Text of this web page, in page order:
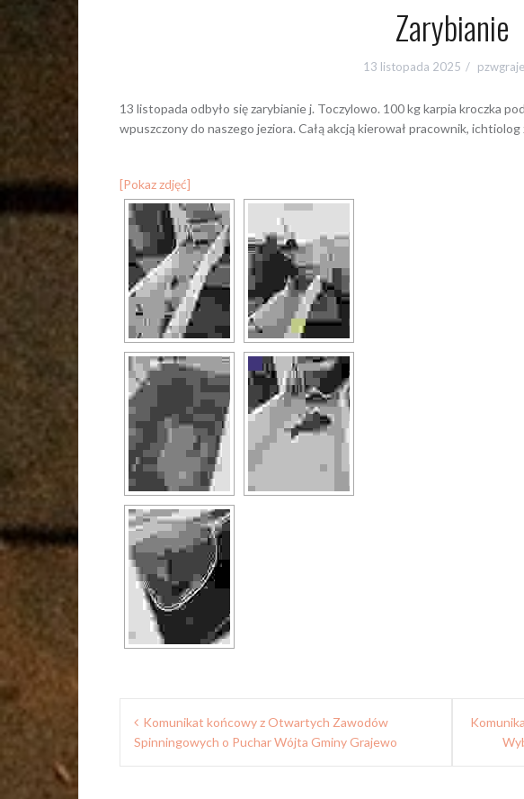
Zarybianie
13 listopada 2025
13 listopada odbyło się zarybianie j. Toczylowo. 100 kg karpia kroczka
wpuszczony do naszego jeziora. Całą akcją kierował pracownik,
[Pokaz zdjęć]
Nawigacja
wpisu
Komunikat końcowy z Otwartych Zawodów
Spinningowych o Puchar Wójta Gminy Grajewo